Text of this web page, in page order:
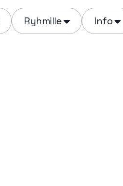
Ryhmille Info